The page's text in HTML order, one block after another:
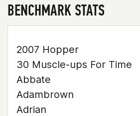
BENCHMARK STATS
2007 Hopper
30 Muscle-ups For Time
Abbate
Adambrown
Adrian